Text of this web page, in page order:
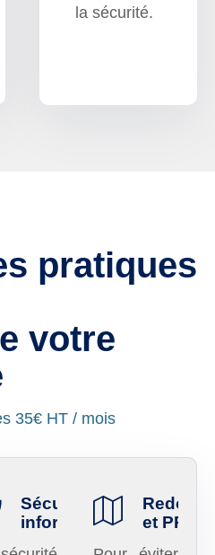
la sécurité.
pratiques
votre
35€ HT / mois
Sécurité
informatique
et PRA